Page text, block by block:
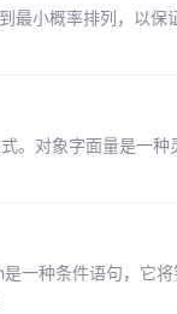
最小概率排列，以
对象字面量是一
种条件语句，它